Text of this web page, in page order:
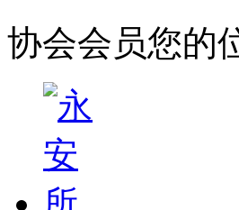
协会会员您的